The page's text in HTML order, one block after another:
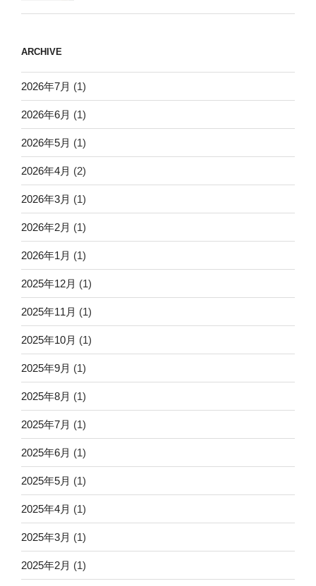
ARCHIVE
2026年7月 (1)
2026年6月 (1)
2026年5月 (1)
2026年4月 (2)
2026年3月 (1)
2026年2月 (1)
2026年1月 (1)
2025年12月 (1)
2025年11月 (1)
2025年10月 (1)
2025年9月 (1)
2025年8月 (1)
2025年7月 (1)
2025年6月 (1)
2025年5月 (1)
2025年4月 (1)
2025年3月 (1)
2025年2月 (1)